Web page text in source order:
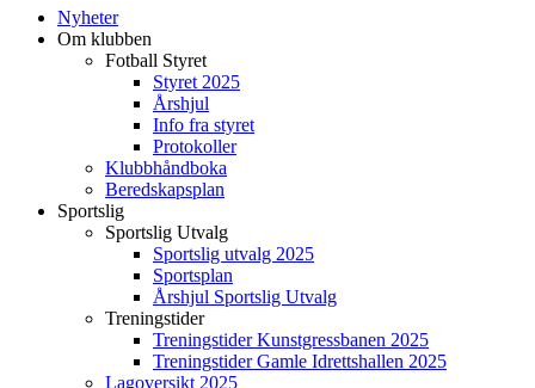
Nyheter
Om klubben
Fotball Styret
Styret 2025
Årshjul
Info fra styret
Protokoller
Klubbhåndboka
Beredskapsplan
Sportslig
Sportslig Utvalg
Sportslig utvalg 2025
Sportsplan
Årshjul Sportslig Utvalg
Treningstider
Treningstider Kunstgressbanen 2025
Treningstider Gamle Idrettshallen 2025
Lagoversikt 2025